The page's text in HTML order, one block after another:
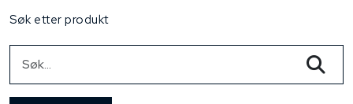
Søk etter produkt